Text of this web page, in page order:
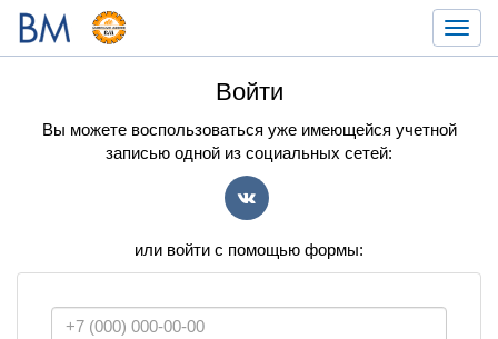
Войти
Вы можете воспользоваться уже имеющейся учетной
записью одной из социальных сетей:
или войти с помощью формы: